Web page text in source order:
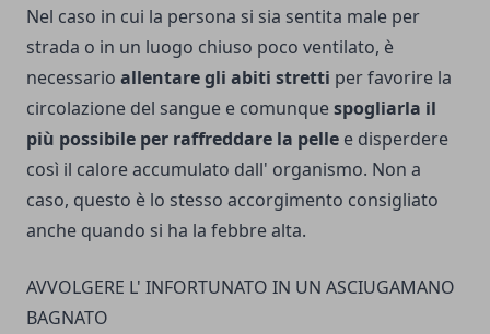
Nel caso in cui la persona si sia sentita male per
strada o in un luogo chiuso poco ventilato, è
necessario allentare gli abiti stretti per favorire la
circolazione del sangue e comunquespogliarla il
più possibile per raf­freddare la pelle e disperdere
così il calore accumulato dall' or­ganismo. Non a
caso, questo è lo stesso accorgimento consigliato
anche quando si ha la febbre alta.
AVVOLGERE L' INFORTUNATO IN UN ASCIUGAMANO
BAGNATO